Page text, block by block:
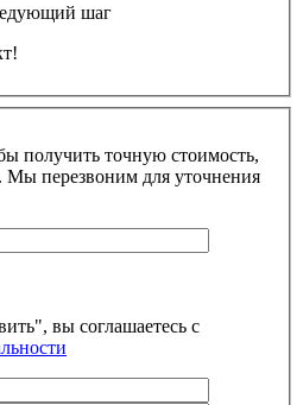
шаг
получить точную стоимость,
Мы перезвоним для уточнения
вы соглашаетесь с